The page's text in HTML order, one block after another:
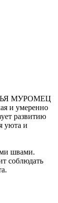
МУРОМЕЦ
и умеренно
развитию
уюта и
швами.
соблюдать